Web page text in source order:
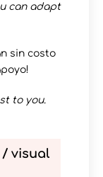
can adapt
sin costo
to you.
visual